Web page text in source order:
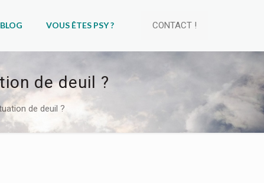
BLOG VOUS ÊTES PSY ? CONTACT !
de deuil ?
de deuil ?